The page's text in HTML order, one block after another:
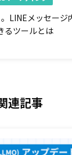
LINEメッセージ
るツールとは
連記事